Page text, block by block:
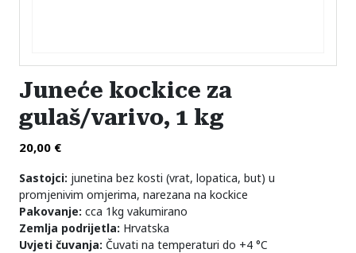
Juneće kockice za
gulaš/varivo, 1 kg
20,00 €
Sastojci: junetina bez kosti (vrat, lopatica, but) u
promjenivim omjerima, narezana na kockice
Pakovanje: cca 1kg vakumirano
Zemlja podrijetla: Hrvatska
Uvjeti čuvanja: Čuvati na temperaturi do +4 °C